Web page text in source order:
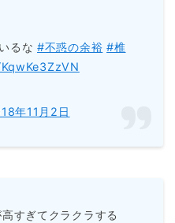
るな #不惑の余裕 #椎
年11月2日
すぎてクラクラする